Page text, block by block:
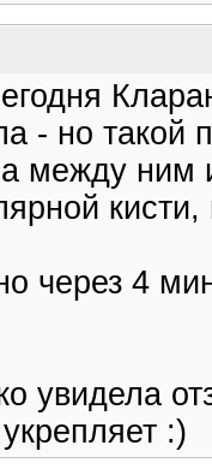
- но такой
между ним
через 4
увидела
:)